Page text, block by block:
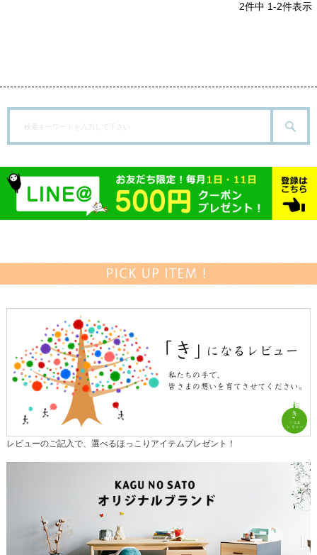
2件中 1-2件表示
レビューのご記入で、選べるほっこりアイテムプレゼント！